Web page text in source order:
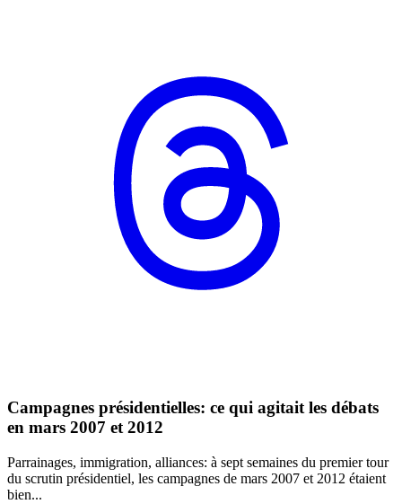
Campagnes présidentielles: ce qui agitait les débats
en mars 2007 et 2012
Parrainages, immigration, alliances: à sept semaines du premier tour
du scrutin présidentiel, les campagnes de mars 2007 et 2012 étaient
bien...